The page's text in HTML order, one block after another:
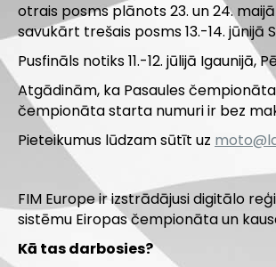
otrais posms plānots 23. un 24.
savukārt trešais posms 13.-14. jūnijā
Pusfināls notiks 11.-12. jūlijā Igaunijā,
Atgādinām, ka Pasaules
čempionāta starta numuri ir bez
Pieteikumus lūdzam sūtīt uz
FIM Europe ir izstrādājusi digitālo
sistēmu Eiropas čempionāta un
Kā tas darbosies?